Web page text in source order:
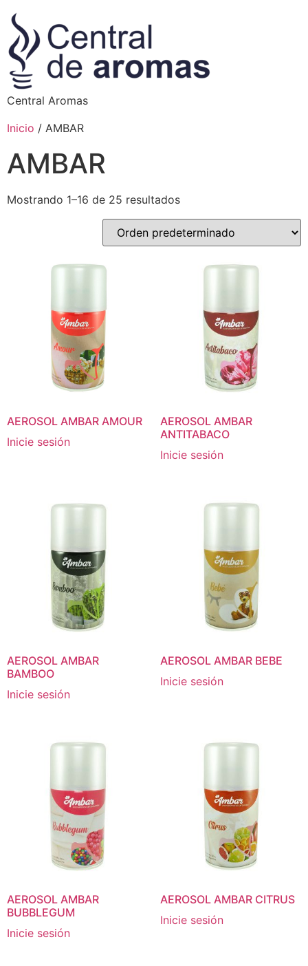
Central Aromas
Inicio / AMBAR
AMBAR
Mostrando 1–16 de 25 resultados
AEROSOL AMBAR AMOUR
Inicie sesión
AEROSOL AMBAR
ANTITABACO
Inicie sesión
AEROSOL AMBAR
BAMBOO
Inicie sesión
AEROSOL AMBAR BEBE
Inicie sesión
AEROSOL AMBAR
BUBBLEGUM
Inicie sesión
AEROSOL AMBAR CITRUS
Inicie sesión